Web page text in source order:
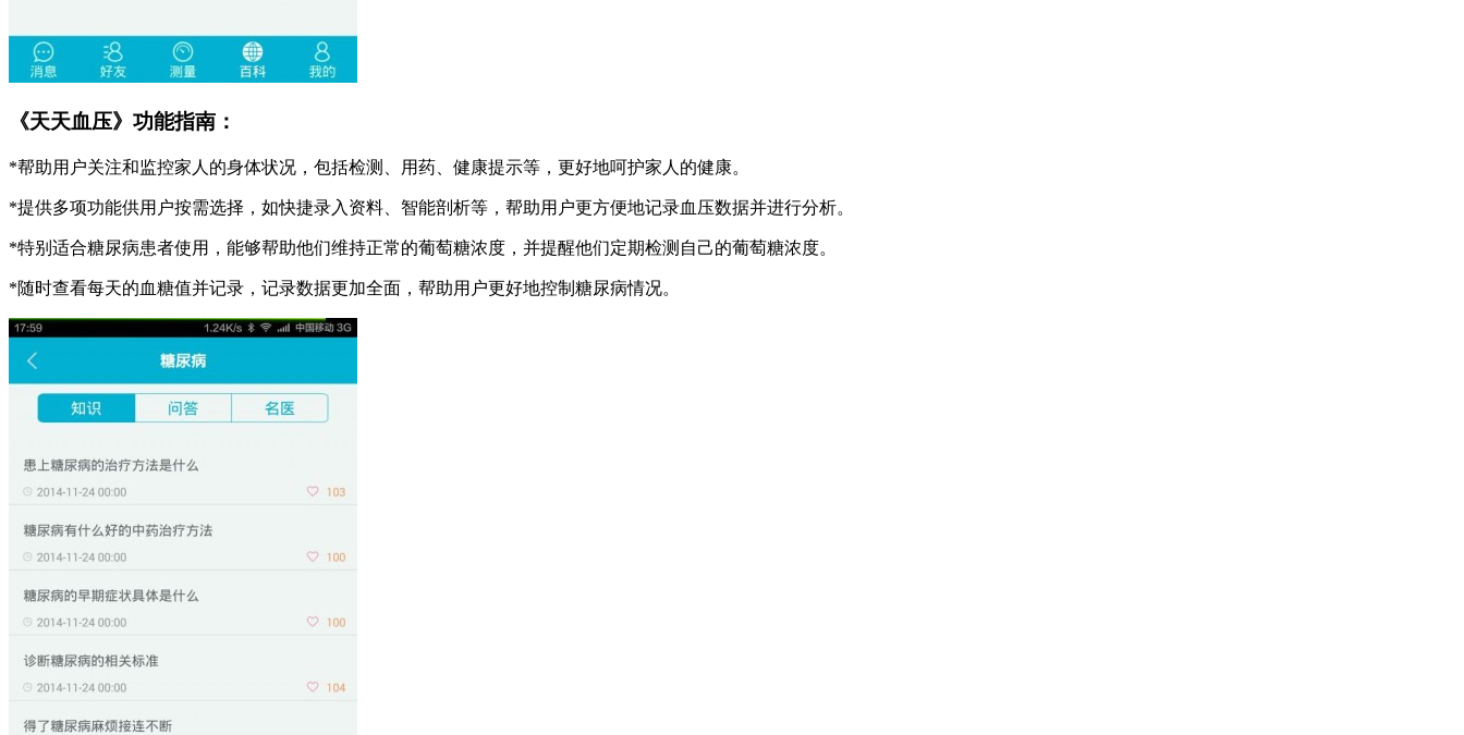
《天天血压》功能指南：
*帮助用户关注和监控家人的身体状况，包括检测、用药、健康提示等，更好地呵护家人的健康。
*提供多项功能供用户按需选择，如快捷录入资料、智能剖析等，帮助用户更方便地记录血压数据并进行分析。
*特别适合糖尿病患者使用，能够帮助他们维持正常的葡萄糖浓度，并提醒他们定期检测自己的葡萄糖浓度。
*随时查看每天的血糖值并记录，记录数据更加全面，帮助用户更好地控制糖尿病情况。